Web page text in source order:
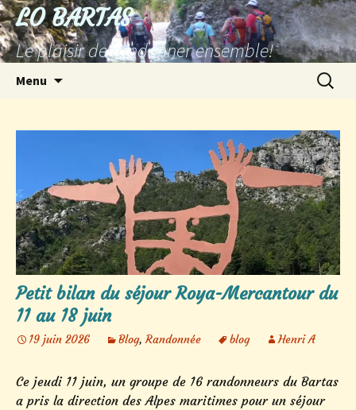
Aller
au
contenu
LO BARTAS
Le plaisir de randonner ensemble!
Menu
Petit bilan du séjour Roya-Mercantour du
11 au 18 juin
19 juin 2026 Blog,Randonnée blog Henri A
Ce jeudi 11 juin, un groupe de 16 randonneurs du Bartas
a pris la direction des Alpes maritimes pour un séjour